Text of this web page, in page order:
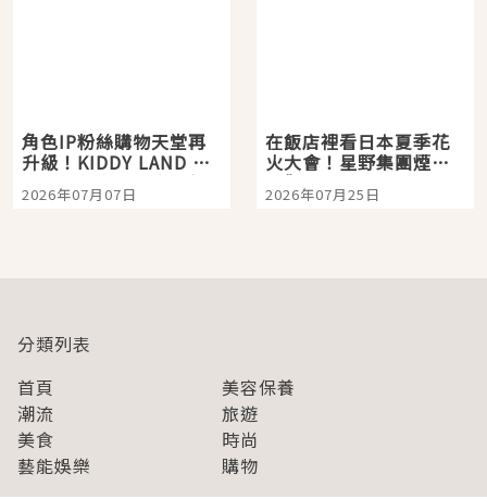
角色IP粉絲購物天堂再
升級！KIDDY LAND 原
宿店吉伊卡哇迎客，新
開幕 OMOKADO 店3分
2026年07月07日
在飯店裡看日本夏季花
火大會！星野集團煙火
景觀飯店6選，讓你不用
人擠人悠閒欣賞
2026年07月25日
分類列表
首頁
美容保養
潮流
旅遊
美食
時尚
藝能娛樂
購物